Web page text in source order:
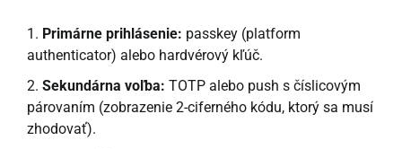
Primárne prihlásenie: passkey (platform
authenticator) alebo hardvérový kľúč.
Sekundárna voľba: TOTP alebo push s číslicovým
párovaním (zobrazenie 2-ciferného kódu, ktorý sa musí
zhodovať).